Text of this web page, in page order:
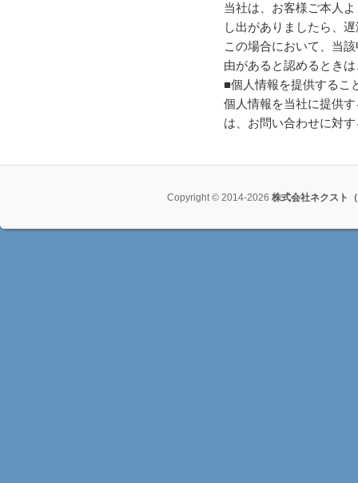
当社は、お客様ご本人
し出がありましたら、
この場合において、当
由があると認めるとき
■個人情報を提供するこ
個人情報を当社に提供
は、お問い合わせに対
Copyright © 2014-2026株式会社ネクスト